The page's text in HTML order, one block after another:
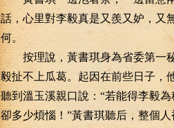
話，心里對李毅真是又羨又妒，又
何。
按理說，黃書琪身為省委第一
毅扯不上瓜葛。起因在前些日子，
聽到溫玉溪親口說：“若能得李毅
卻多少煩惱！”黃書琪聽后，整個